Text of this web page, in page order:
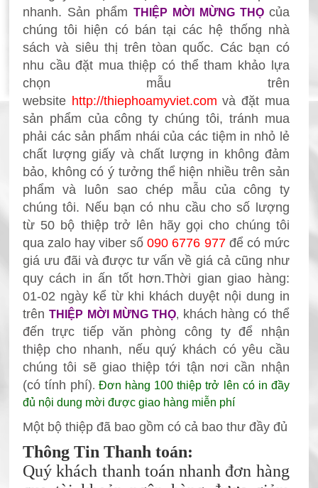
nhanh. Sản phẩm THIỆP MỜI MỪNG THỌ của
chúng tôi hiện có bán tại các hệ thống nhà
sách và siêu thị trên tòan quốc. Các bạn có
nhu cầu đặt mua thiệpcó thể tham khảo lựa
chọn mẫu trên
website http://thiephoamyviet.com và đặt mua
sản phẩm của công ty chúng tôi, tránh mua
phải các sản phẩm nhái của các tiệm in nhỏ lẻ
chất lượng giấy và chất lượng in không đảm
bảo, không có ý tưởng thể hiện nhiều trên sản
phẩm và luôn sao chép mẫu
của công ty
chúng tôi. Nếu bạn có nhu cầu cho số lượng
từ 50 bộ thiệptrở lên hãy gọi cho chúng tôi
qua zalo hay viber số090 6776 977để có mức
giá ưu đãi và được tư vấn về giá cả cũng như
quy cách in ấn tốt hơn.Thời gian giao hàng:
01-02 ngày kể từ khi khách duyệt nội dung in
trênTHIỆP MỜI MỪNG THỌ, khách hàng có thể
đến trực tiếp văn phòng công ty để nhận
thiệpcho nhanh, nếu quý khách có yêu cầu
chúng tôi sẽ giao thiệp tới tận nơi cần nhận
(có tính phí).Đơn hàng 100 thiệp trở lên có in đầy
đủ nội dung mời được giao hàng miễn phí
Một bộ thiệp đã bao gồm có cả bao thư đầy đủ
Thông Tin Thanh toán:
Quý khách thanh toán nhanh đơn hàng